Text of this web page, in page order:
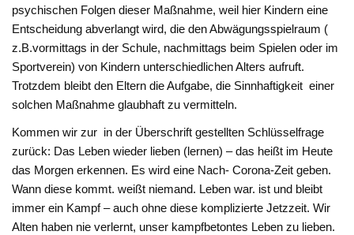
psychischen Folgen dieser Maßnahme, weil hier Kindern eine
Entscheidung abverlangt wird, die den Abwägungsspielraum (
z.B.vormittags in der Schule, nachmittags beim Spielen oder im
Sportverein) von Kindern unterschiedlichen Alters aufruft.
Trotzdem bleibt den Eltern die Aufgabe, die Sinnhaftigkeit einer
solchen Maßnahme glaubhaft zu vermitteln.
Kommen wir zur in der Überschrift gestellten Schlüsselfrage
zurück: Das Leben wieder lieben (lernen) – das heißt im Heute
das Morgen erkennen. Es wird eine Nach- Corona-Zeit geben.
Wann diese kommt. weißt niemand. Leben war. ist und bleibt
immer ein Kampf – auch ohne diese komplizierte Jetzzeit. Wir
Alten haben nie verlernt, unser kampfbetontes Leben zu lieben.